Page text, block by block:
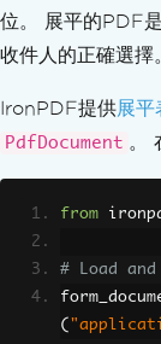
位。 展平的PDF
收件人的正確選擇
IronPDF提供展平
PdfDocument 。
from
# Load
(